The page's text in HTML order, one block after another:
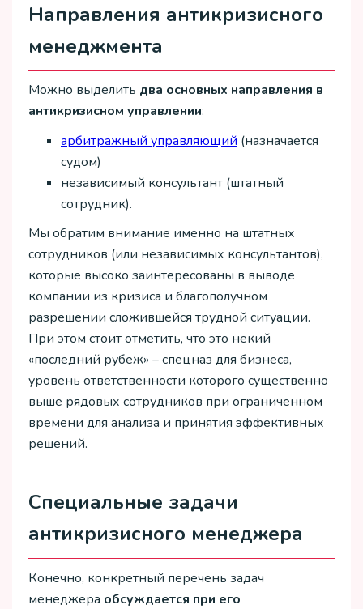
Направления антикризисного
менеджмента
Можно выделить два основных направления в
антикризисном управлении:
арбитражный управляющий (назначается
судом)
независимый консультант (штатный
сотрудник).
Мы обратим внимание именно на штатных
сотрудников (или независимых консультантов),
которые высоко заинтересованы в выводе
компании из кризиса и благополучном
разрешении сложившейся трудной ситуации.
При этом стоит отметить, что это некий
«последний рубеж» – спецназ для бизнеса,
уровень ответственности которого существенно
выше рядовых сотрудников при ограниченном
времени для анализа и принятия эффективных
решений.
Специальные задачи
антикризисного менеджера
Конечно, конкретный перечень задач
менеджера обсуждается при его